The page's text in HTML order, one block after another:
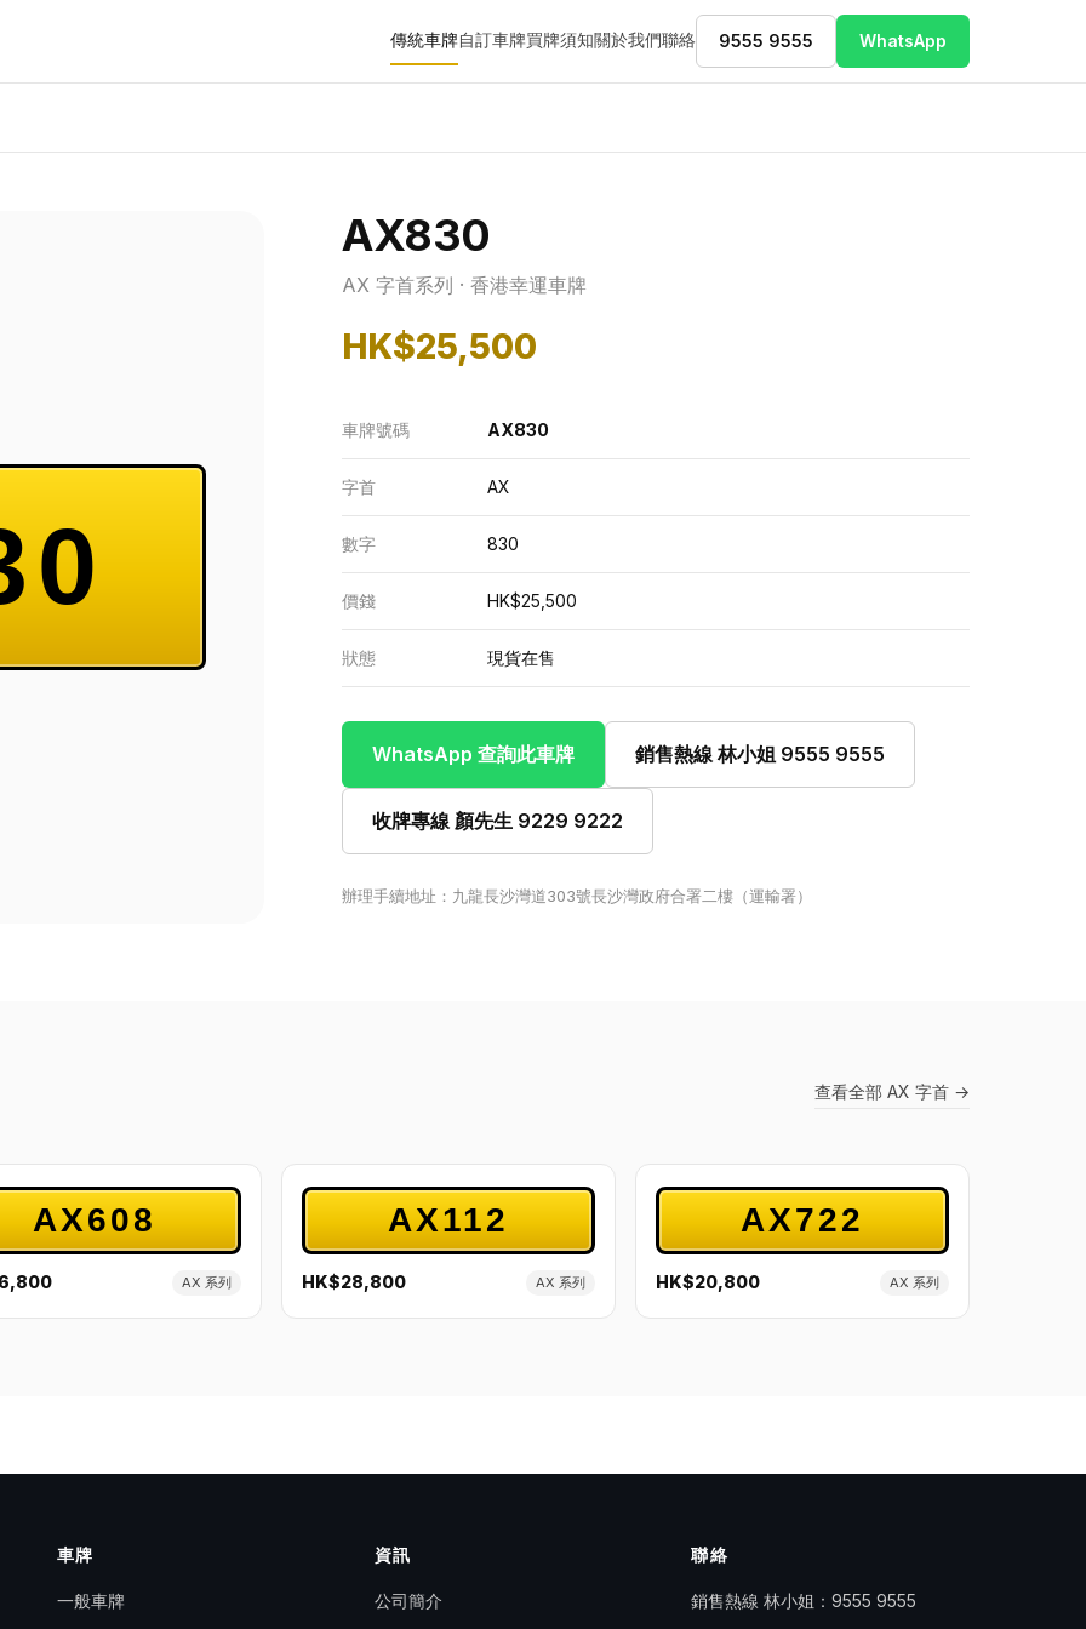
傳統車牌自訂車牌買牌須知關於我們聯絡 9555 9555 WhatsApp
AX830
AX 字首系列 · 香港幸運車牌
HK$25,500
車牌號碼 AX830
字首 AX
數字 830
價錢 HK$25,500
狀態 現貨在售
WhatsApp 查詢此車牌 銷售熱線 林小姐 9555 9555
收牌專線 顏先生 9229 9222
辦理手續地址：九龍長沙灣道303號長沙灣政府合署二樓（運輸署）
查看全部 AX 字首 →
AX608
AX 系列
AX112
HK$28,800 AX 系列
AX722
HK$20,800 AX 系列
車牌
一般車牌
資訊
公司簡介
聯絡
銷售熱線 林小姐：9555 9555